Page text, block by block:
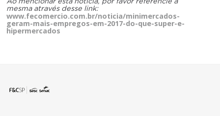
mesma através desse link:
www.fecomercio.com.br/noticia/minimercados-
geram-mais-empregos-em-2017-do-que-super-e-
hipermercados